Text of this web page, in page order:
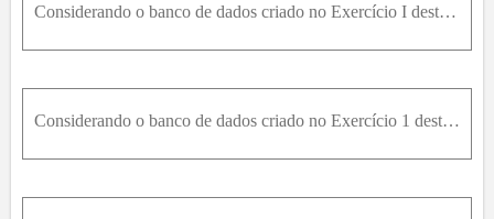
Considerando o banco de dados criado no Exercício I desta seção, divida a idade em três categorias (menores de 18 anos, idade entre 18 e 21 inclusive, e maiores de 21 anos). Construa gráficos de barra
Considerando o banco de dados criado no Exercício 1 desta seção, construa histogramas para as quatro variáveis e, baseado no gráfico, descreva os seus comportamentos.